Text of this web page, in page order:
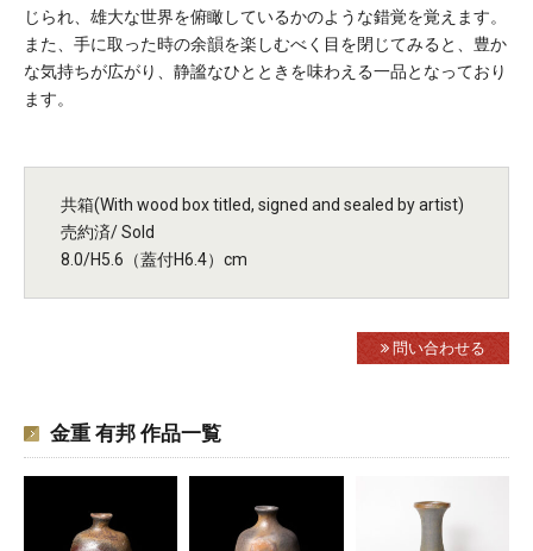
じられ、雄大な世界を俯瞰しているかのような錯覚を覚えます。
また、手に取った時の余韻を楽しむべく目を閉じてみると、豊か
な気持ちが広がり、静謐なひとときを味わえる一品となっており
ます。
共箱(With wood box titled, signed and sealed by artist)
売約済/ Sold
8.0/H5.6（蓋付H6.4）cm
問い合わせる
金重 有邦 作品一覧